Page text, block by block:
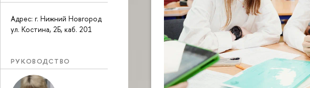
Адрес: г. Нижний Новгород
ул. Костина, 2Б, каб. 201
РУКОВОДСТВО